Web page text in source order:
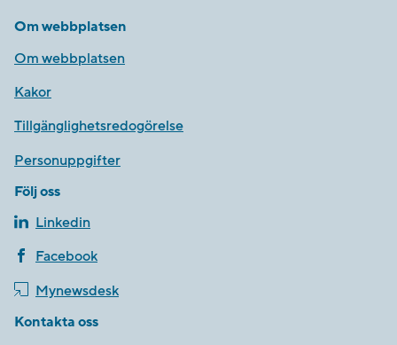
Om webbplatsen
Om webbplatsen
Kakor
Tillgänglighetsredogörelse
Personuppgifter
Följ oss
Linkedin
Facebook
Mynewsdesk
Kontakta oss